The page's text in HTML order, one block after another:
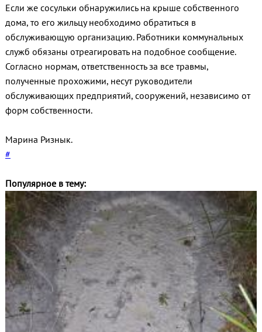
Если же сосульки обнаружились на крыше собственного
дома, то его жильцу необходимо обратиться в
обслуживающую организацию. Работники коммунальных
служб обязаны отреагировать на подобное сообщение.
Согласно нормам, ответственность за все травмы,
полученные прохожими, несут руководители
обслуживающих предприятий, сооружений, независимо от
форм собственности.
Марина Ризнык.
#
Популярное в тему: